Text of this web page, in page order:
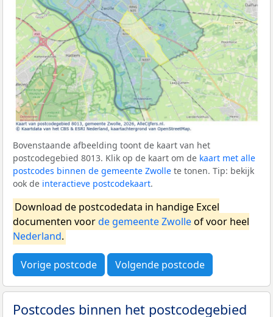
Bovenstaande afbeelding toont de kaart van het
postcodegebied 8013. Klik op de kaart om de kaart met alle
postcodes binnen de gemeente Zwolle te tonen. Tip: bekijk
ook de interactieve postcodekaart.
Download de postcodedata in handige Excel
documenten voorde gemeente Zwolleof voor heel
Nederland.
Vorige postcode Volgende postcode
Postcodes binnen het postcodegebied